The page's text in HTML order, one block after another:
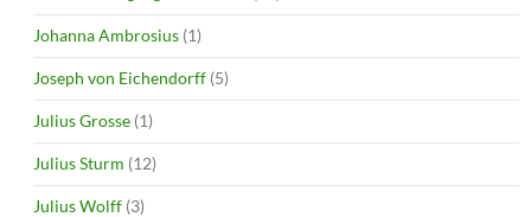
Johanna Ambrosius (1)
Joseph von Eichendorff (5)
Julius Grosse (1)
Julius Sturm (12)
Julius Wolff (3)